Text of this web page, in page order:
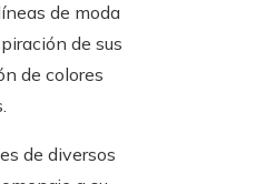
de moda
de sus
de colores
de diversos